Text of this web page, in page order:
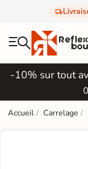
-10% sur tout
Accueil Carrelage